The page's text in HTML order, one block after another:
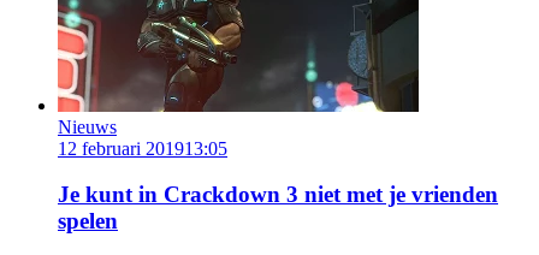
Nieuws
12 februari 201913:05
Je kunt in Crackdown 3 niet met je vrienden
spelen